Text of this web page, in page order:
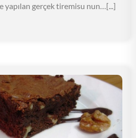
gerçek tiremisu nun…[...]